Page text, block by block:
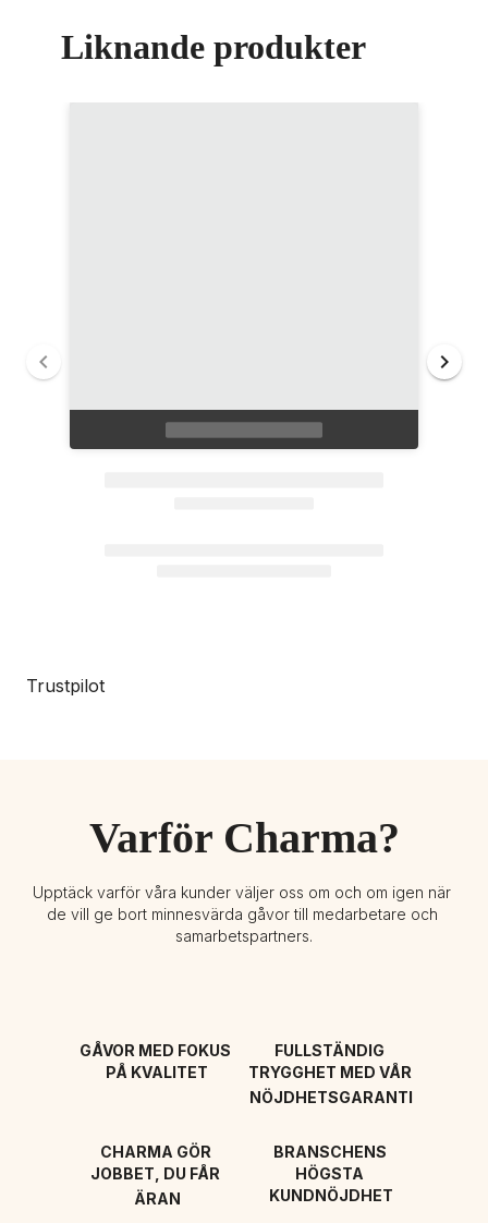
Liknande produkter
Trustpilot
Varför Charma?
Upptäck varför våra kunder väljer oss om och om igen när
de vill ge bort minnesvärda gåvor till medarbetare och
samarbetspartners.
GÅVOR MED FOKUS
PÅ KVALITET
FULLSTÄNDIG
TRYGGHET MED VÅR
NÖJDHETSGARANTI
CHARMA GÖR
JOBBET, DU FÅR
ÄRAN
BRANSCHENS
HÖGSTA
KUNDNÖJDHET